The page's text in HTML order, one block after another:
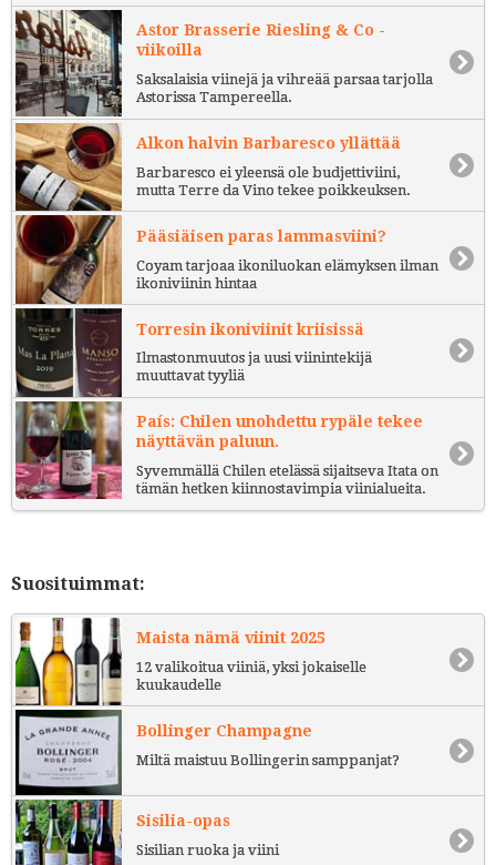
Astor Brasserie Riesling & Co -
viikoilla
Saksalaisia viinejä ja vihreää parsaa tarjolla
Astorissa Tampereella.
Alkon halvin Barbaresco yllättää
Barbaresco ei yleensä ole budjettiviini,
mutta Terre da Vino tekee poikkeuksen.
Pääsiäisen paras lammasviini?
Coyam tarjoaa ikoniluokan elämyksen ilman
ikoniviinin hintaa
Torresin ikoniviinit kriisissä
Ilmastonmuutos ja uusi viinintekijä
muuttavat tyyliä
País: Chilen unohdettu rypäle tekee
näyttävän paluun.
Syvemmällä Chilen etelässä sijaitseva Itata on
tämän hetken kiinnostavimpia viinialueita.
Suosituimmat:
Maista nämä viinit 2025
12 valikoitua viiniä, yksi jokaiselle
kuukaudelle
Bollinger Champagne
Miltä maistuu Bollingerin samppanjat?
Sisilia-opas
Sisilian ruoka ja viini